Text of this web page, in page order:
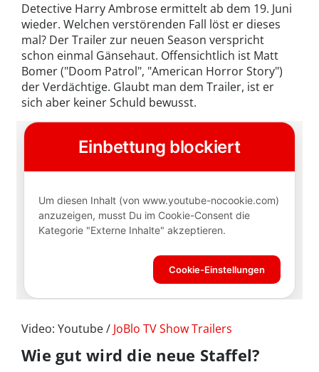
Detective Harry Ambrose ermittelt ab dem 19. Juni
wieder. Welchen verstörenden Fall löst er dieses
mal? Der Trailer zur neuen Season verspricht
schon einmal Gänsehaut. Offensichtlich ist Matt
Bomer ("Doom Patrol", "American Horror Story")
der Verdächtige. Glaubt man dem Trailer, ist er
sich aber keiner Schuld bewusst.
Video: Youtube / JoBlo TV Show Trailers
Wie gut wird die neue Staffel?